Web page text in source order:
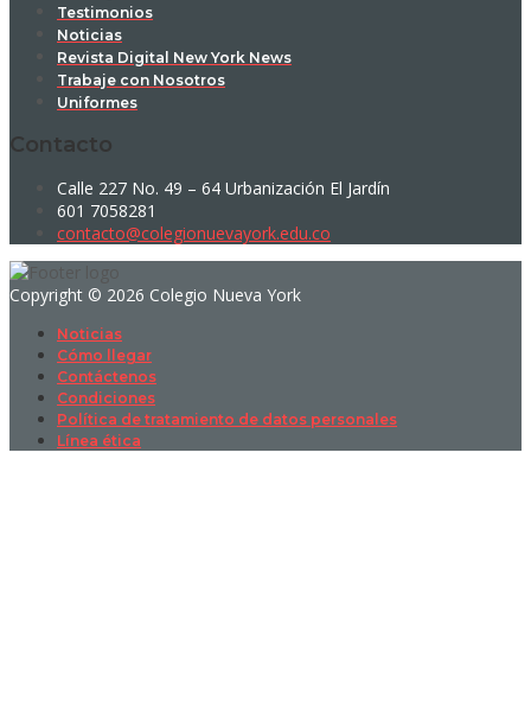
Testimonios
Noticias
Revista Digital New York News
Trabaje con Nosotros
Uniformes
Contacto
Calle 227 No. 49 – 64 Urbanización El Jardín
601 7058281
contacto@colegionuevayork.edu.co
Copyright © 2026 Colegio Nueva York
Noticias
Cómo llegar
Contáctenos
Condiciones
Política de tratamiento de datos personales
Línea ética